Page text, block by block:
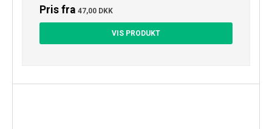
Pris fra 47,00 DKK
VIS PRODUKT